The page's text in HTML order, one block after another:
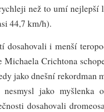
než to umí nejlepší
44,7 km/h).
dosahovali i menší
Crichtona
jako dnešní rekordman
jako myšlenka
dosahovali